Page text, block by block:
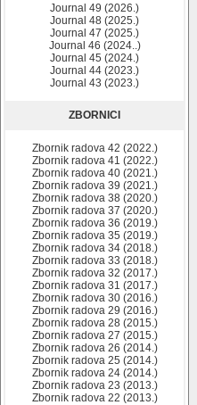
Journal 49 (2026.)
Journal 48 (2025.)
Journal 47 (2025.)
Journal 46 (2024..)
Journal 45 (2024.)
Journal 44 (2023.)
Journal 43 (2023.)
ZBORNICI
Zbornik radova 42 (2022.)
Zbornik radova 41 (2022.)
Zbornik radova 40 (2021.)
Zbornik radova 39 (2021.)
Zbornik radova 38 (2020.)
Zbornik radova 37 (2020.)
Zbornik radova 36 (2019.)
Zbornik radova 35 (2019.)
Zbornik radova 34 (2018.)
Zbornik radova 33 (2018.)
Zbornik radova 32 (2017.)
Zbornik radova 31 (2017.)
Zbornik radova 30 (2016.)
Zbornik radova 29 (2016.)
Zbornik radova 28 (2015.)
Zbornik radova 27 (2015.)
Zbornik radova 26 (2014.)
Zbornik radova 25 (2014.)
Zbornik radova 24 (2014.)
Zbornik radova 23 (2013.)
Zbornik radova 22 (2013.)